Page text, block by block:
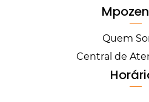
Quem
Central de